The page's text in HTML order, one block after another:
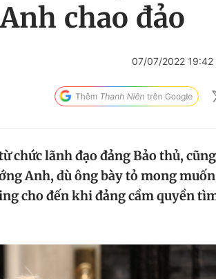
chao đảo
07/07/2022 19:42
chức lãnh đạo đảng Bảo thủ,
Anh, dù ông bày tỏ mong
cho đến khi đảng cầm quyền